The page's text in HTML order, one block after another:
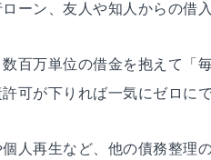
ーン、友人や知人からの借
百万単位の借金を抱えて「
可が下りれば一気にゼロにで
人再生など、他の債務整理